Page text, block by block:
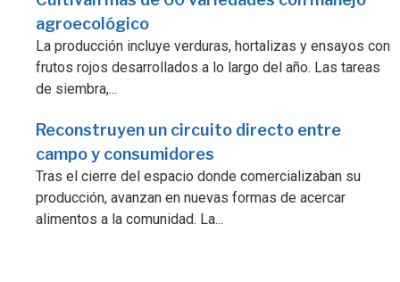
agroecológico
La producción incluye verduras, hortalizas y ensayos con
frutos rojos desarrollados a lo largo del año. Las tareas
de siembra,...
Reconstruyen un circuito directo entre
campo y consumidores
Tras el cierre del espacio donde comercializaban su
producción, avanzan en nuevas formas de acercar
alimentos a la comunidad. La...